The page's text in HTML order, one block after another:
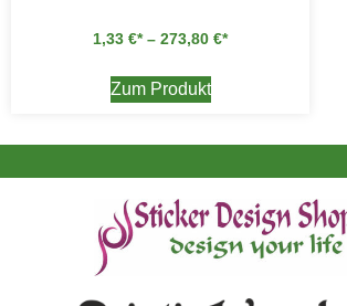
1,33 € – 273,80 €
Zum Produkt